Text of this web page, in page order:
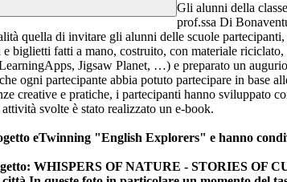
Gli alunni della
prof.ssa Di
quella di invitare gli alunni delle scuole
biglietti fatti a mano, costruito, con materiale
Jigsaw Planet, …) e preparato un
ogni partecipante abbia potuto partecipare in base
creative e pratiche, i partecipanti hanno sviluppato
svolte è stato realizzato un e-book.
eTwinning "English Explorers" e hanno
WHISPERS OF NATURE - STORIES OF